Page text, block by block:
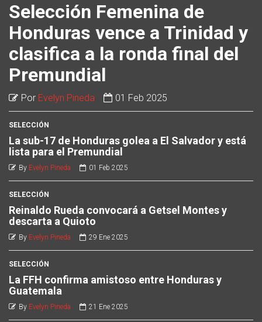
Selección Femenina de
Honduras vence a Trinidad y
clasifica a la ronda final del
Premundial
Por Evelyn Pineda 01 Feb 2025
SELECCIÓN
La sub-17 de Honduras golea a El Salvador y está
lista para el Premundial
By Evelyn Pineda 01 Feb 2025
SELECCIÓN
Reinaldo Rueda convocará a Getsel Montes y
descarta a Quioto
By Evelyn Pineda 29 Ene 2025
SELECCIÓN
La FFH confirma amistoso entre Honduras y
Guatemala
By Evelyn Pineda 21 Ene 2025